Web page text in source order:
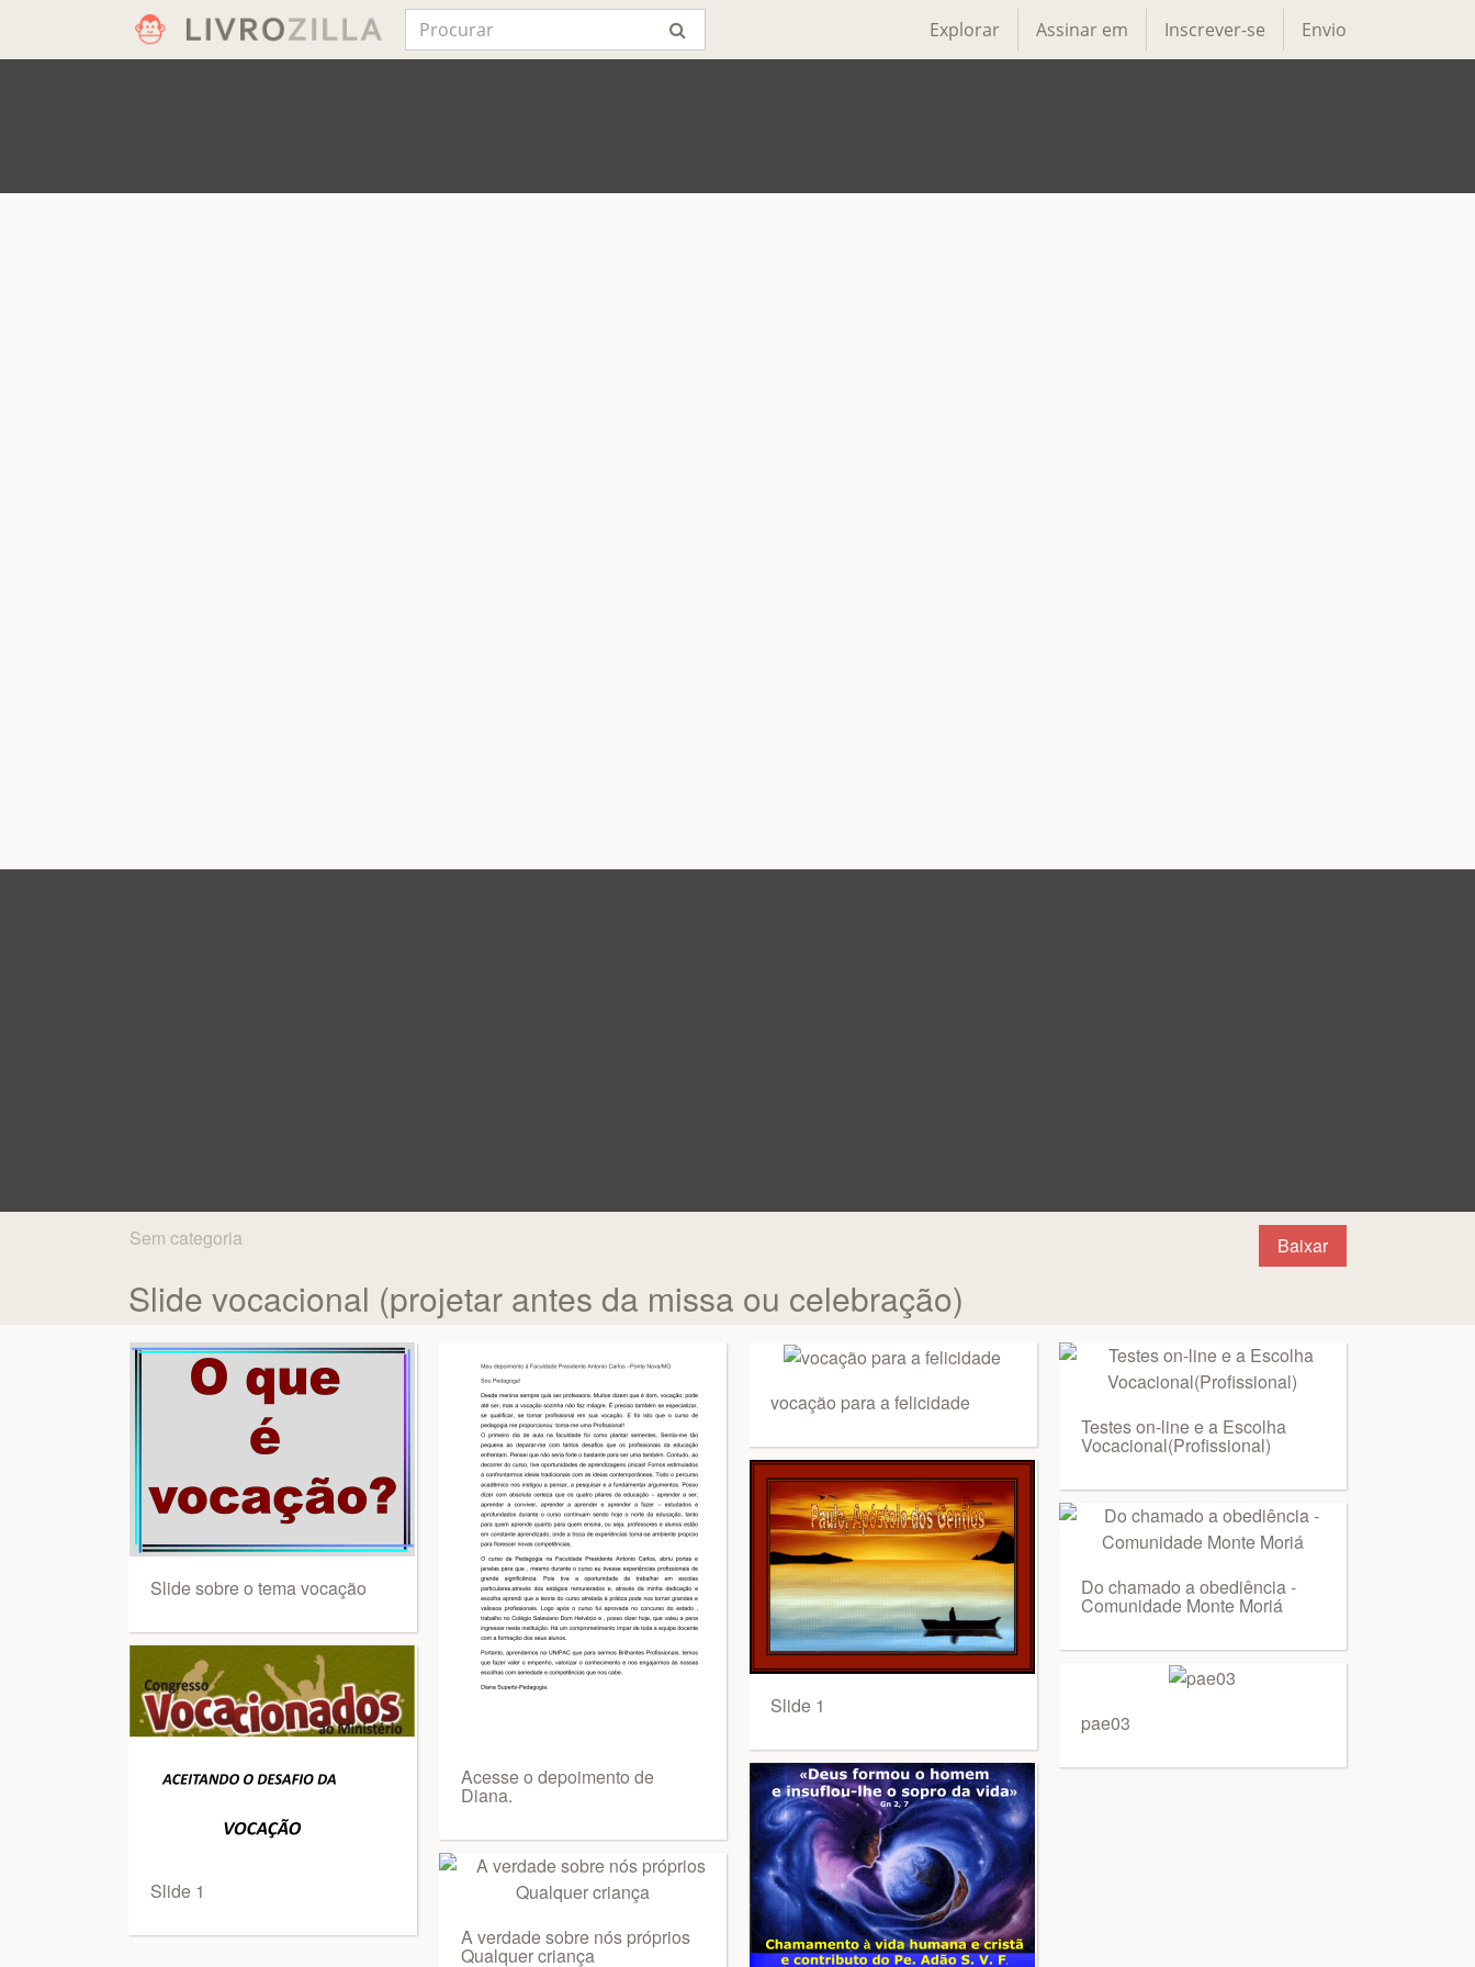
Explorar Assinar em Inscrever-se Envio
Baixar
Sem categoria
Slide vocacional (projetar antes da missa ou celebração)
Slide sobre o tema vocação
Slide 1
Acesse o depoimento de
Diana.
A verdade sobre nós próprios
Qualquer criança
vocação para a felicidade
Slide 1
Testes on-line e a Escolha
Vocacional(Profissional)
Do chamado a obediência -
Comunidade Monte Moriá
pae03